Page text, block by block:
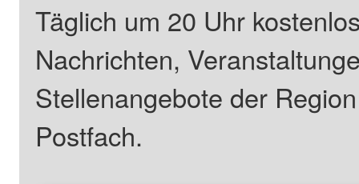
Täglich um 20 Uhr
Nachrichten,
Stellenangebote der
Postfach.